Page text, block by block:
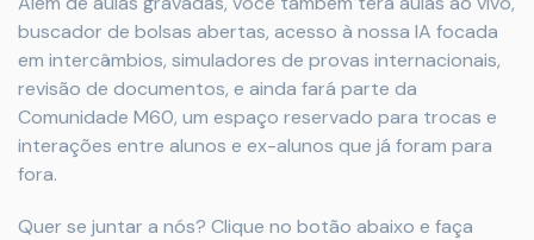
buscador de bolsas abertas, acesso à nossa IA focada
em intercâmbios, simuladores de provas internacionais,
revisão de documentos, e ainda fará parte da
Comunidade M60, um espaço reservado para trocas e
interações entre alunos e ex-alunos que já foram para
fora.
Quer se juntar a nós? Clique no botão abaixo e faça